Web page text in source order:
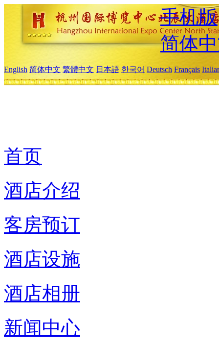
手机版
简体
English 简体中文 繁體中文 日本語 한국어 Deutsch Français
首页
酒店介绍
客房预订
酒店设施
酒店相册
新闻中心